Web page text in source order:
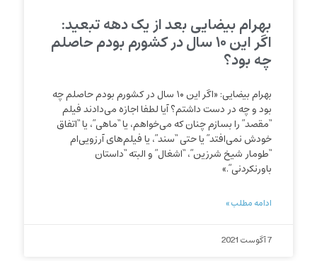
بهرام بیضایی بعد از یک دهه تبعید:
اگر این ۱۰ سال در کشورم بودم حاصلم
چه بود؟
بهرام بیضایی: «اگر این ۱۰ سال در کشورم بودم حاصلم چه
بود و چه در دست داشتم؟ آیا لطفا اجازه می‌دادند فیلم
“مقصد” را بسازم چنان که می‌خواهم، یا “ماهی”، یا “اتفاق
خودش نمی‌افتد” یا حتی “سند”، یا فیلم‌های آرزویی‌ام
“طومار شیخ شرزین”، “اشغال” و البته “داستان
باورنکردنی”.»
ادامه مطلب »
7 آگوست 2021